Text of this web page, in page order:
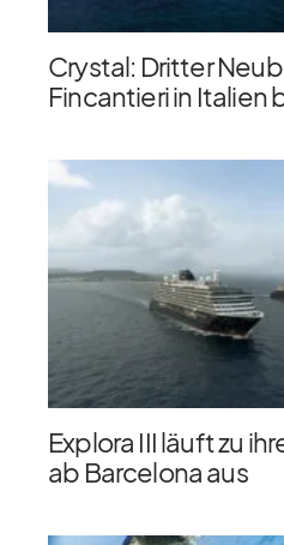
Crystal: Dritter
Fincantieri in
Explora III läuft zu
ab Barcelona aus